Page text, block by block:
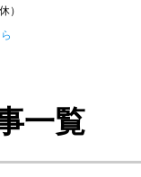
）
一覧